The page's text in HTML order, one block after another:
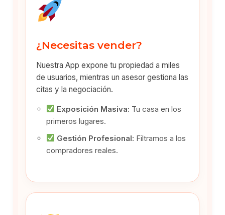
¿Necesitas vender?
Nuestra App expone tu propiedad a miles
de usuarios, mientras un asesor gestiona las
citas y la negociación.
Exposición Masiva: Tu casa en los
primeros lugares.
Gestión Profesional: Filtramos a los
compradores reales.